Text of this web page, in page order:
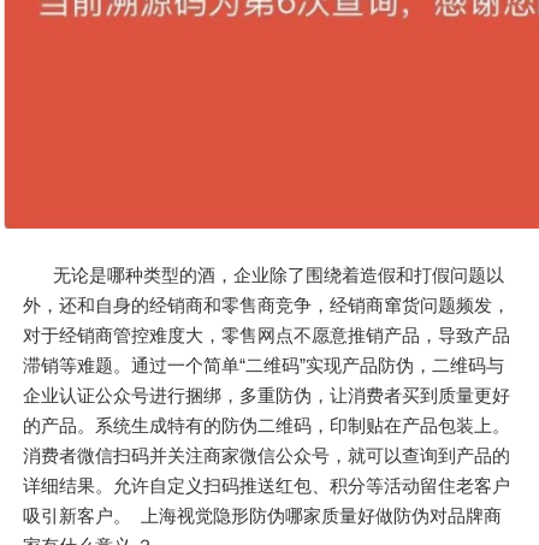
无论是哪种类型的酒，企业除了围绕着造假和打假问题以
外，还和自身的经销商和零售商竞争，经销商窜货问题频发，
对于经销商管控难度大，零售网点不愿意推销产品，导致产品
滞销等难题。通过一个简单“二维码”实现产品防伪，二维码与
企业认证公众号进行捆绑，多重防伪，让消费者买到质量更好
的产品。系统生成特有的防伪二维码，印制贴在产品包装上。
消费者微信扫码并关注商家微信公众号，就可以查询到产品的
详细结果。允许自定义扫码推送红包、积分等活动留住老客户
吸引新客户。 上海视觉隐形防伪哪家质量好做防伪对品牌商